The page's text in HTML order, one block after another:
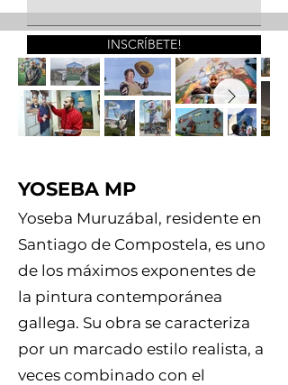
INSCRÍBETE!
YOSEBA MP
Yoseba Muruzábal, residente en
Santiago de Compostela, es uno
de los máximos exponentes de
la pintura contemporánea
gallega. Su obra se caracteriza
por un marcado estilo realista, a
veces combinado con el